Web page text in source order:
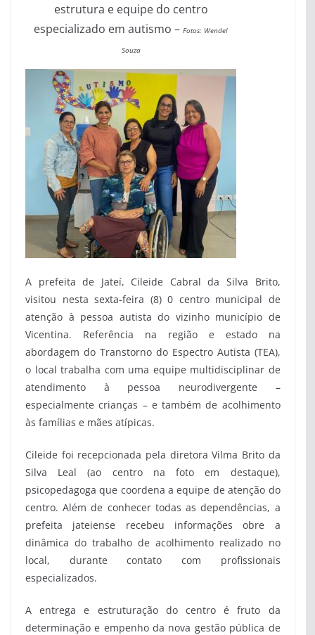
estrutura e equipe do centro
especializado em autismo – Fotos: Wendel
Souza
A prefeita de Jateí, Cileide Cabral da Silva Brito,
visitou nesta sexta-feira (8) 0 centro municipal de
atenção à pessoa autista do vizinho município de
Vicentina. Referência na região e estado na
abordagem do Transtorno do Espectro Autista (TEA),
o local trabalha com uma equipe multidisciplinar de
atendimento à pessoa neurodivergente –
especialmente crianças – e também de acolhimento
às famílias e mães atípicas.
Cileide foi recepcionada pela diretora Vilma Brito da
Silva Leal (ao centro na foto em destaque),
psicopedagoga que coordena a equipe de atenção do
centro. Além de conhecer todas as dependências, a
prefeita jateiense recebeu informações obre a
dinâmica do trabalho de acolhimento realizado no
local, durante contato com profissionais
especializados.
A entrega e estruturação do centro é fruto da
determinação e empenho da nova gestão pública de